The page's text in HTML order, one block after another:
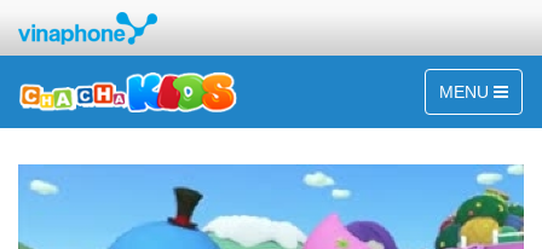
MENU